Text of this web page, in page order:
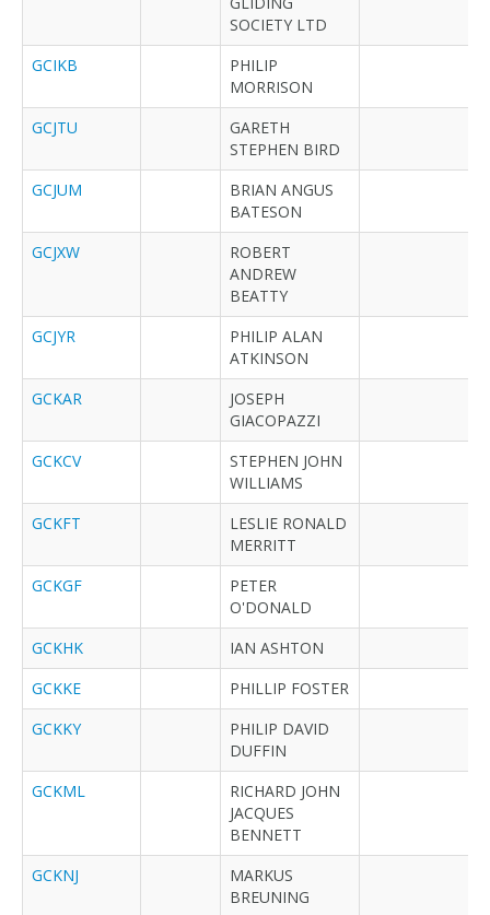
SOCIETY LTD
GCIKB
PHILIP
MORRISON
GCJTU
GARETH
STEPHEN BIRD
GCJUM
BRIAN ANGUS
BATESON
GCJXW
ROBERT
ANDREW
BEATTY
GCJYR
PHILIP ALAN
ATKINSON
GCKAR
JOSEPH
GIACOPAZZI
GCKCV
STEPHEN JOHN
WILLIAMS
GCKFT
LESLIE RONALD
MERRITT
GCKGF
PETER
O'DONALD
GCKHK
IAN ASHTON
GCKKE
PHILLIP FOSTER
GCKKY
PHILIP DAVID
DUFFIN
GCKML
RICHARD JOHN
JACQUES
BENNETT
GCKNJ
MARKUS
BREUNING